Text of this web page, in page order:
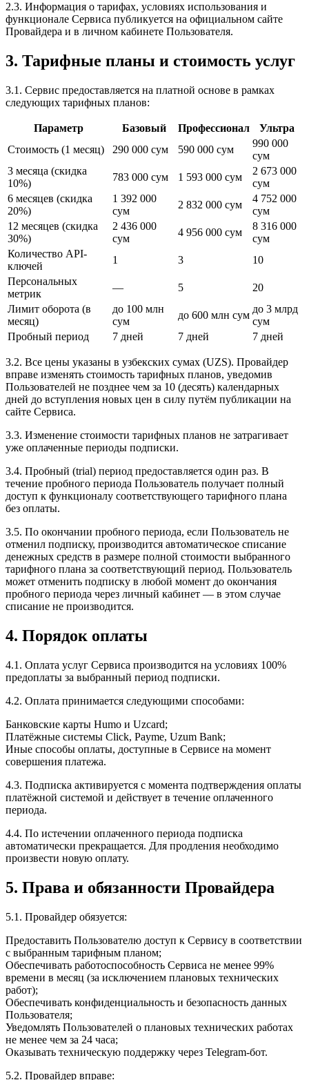
2.3. Информация о тарифах, условиях использования и
функционале Сервиса публикуется на официальном сайте
Провайдера и в личном кабинете Пользователя.
3. Тарифные планы и стоимость услуг
3.1. Сервис предоставляется на платной основе в рамках
следующих тарифных планов:
Параметр Базовый Профессионал
Ультра
Стоимость (1 месяц)
290 000 сум 590 000 сум
990 000
сум
3 месяца (скидка
10%)
783 000 сум 1 593 000 сум
2 673 000
сум
6 месяцев (скидка
20%)
1 392 000
сум
2 832 000 сум
4 752 000
сум
12 месяцев (скидка
30%)
2 436 000
сум
4 956 000 сум
8 316 000
сум
Количество API-
ключей
1 3
10
Персональных
метрик
— 5
20
Лимит оборота (в
месяц)
до 100 млн
сум
до 600 млн сум
до 3 млрд
сум
Пробный период
7 дней 7 дней 7 дней
3.2. Все цены указаны в узбекских сумах (UZS). Провайдер
вправе изменять стоимость тарифных планов, уведомив
Пользователей не позднее чем за 10 (десять) календарных
дней до вступления новых цен в силу путём публикации на
сайте Сервиса.
3.3. Изменение стоимости тарифных планов не затрагивает
уже оплаченные периоды подписки.
3.4. Пробный (trial) период предоставляется один раз. В
течение пробного периода Пользователь получает полный
доступ к функционалу соответствующего тарифного плана
без оплаты.
3.5. По окончании пробного периода, если Пользователь не
отменил подписку, производится автоматическое списание
денежных средств в размере полной стоимости выбранного
тарифного плана за соответствующий период. Пользователь
может отменить подписку в любой момент до окончания
пробного периода через личный кабинет — в этом случае
списание не производится.
4. Порядок оплаты
4.1. Оплата услуг Сервиса производится на условиях 100%
предоплаты за выбранный период подписки.
4.2. Оплата принимается следующими способами:
Банковские карты Humo и Uzcard;
Платёжные системы Click, Payme, Uzum Bank;
Иные способы оплаты, доступные в Сервисе на момент
совершения платежа.
4.3. Подписка активируется с момента подтверждения оплаты
платёжной системой и действует в течение оплаченного
периода.
4.4. По истечении оплаченного периода подписка
автоматически прекращается. Для продления необходимо
произвести новую оплату.
5. Права и обязанности Провайдера
5.1. Провайдер обязуется:
Предоставить Пользователю доступ к Сервису в соответствии
с выбранным тарифным планом;
Обеспечивать работоспособность Сервиса не менее 99%
времени в месяц (за исключением плановых технических
работ);
Обеспечивать конфиденциальность и безопасность данных
Пользователя;
Уведомлять Пользователей о плановых технических работах
не менее чем за 24 часа;
Оказывать техническую поддержку через Telegram-бот.
5.2. Провайдер вправе: